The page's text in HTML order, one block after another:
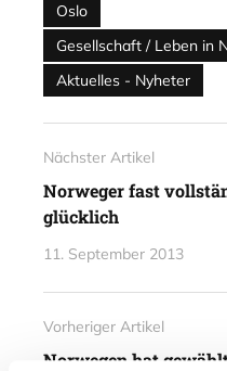
Oslo
Gesellschaft / Leben in
Aktuelles - Nyheter
Nächster Artikel
Norweger fast
glücklich
11. September 2013
Vorheriger Artikel
Norwegen hat